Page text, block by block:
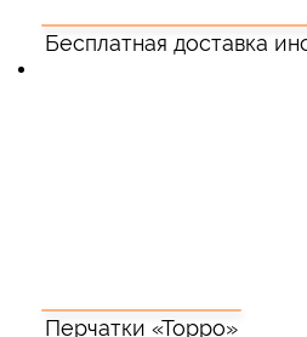
Бесплатная доставка
Перчатки «Торро»